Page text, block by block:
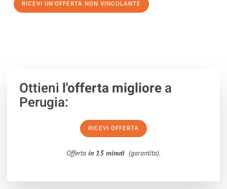
RICEVI UN'OFFERTA NON VINCOLANTE
Ottieni l'offerta migliorea
Perugia:
RICEVI OFFERTA
Offerta in 15 minuti (garantita).